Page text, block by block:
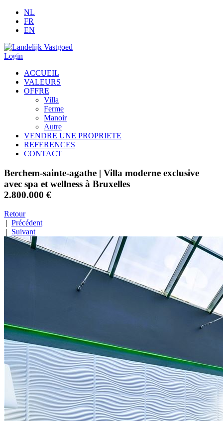
NL
FR
EN
Login
ACCUEIL
VALEURS
OFFRE
Villa
Ferme
Manoir
Autre
VENDRE UNE PROPRIETE
REFERENCES
CONTACT
Berchem-sainte-agathe | Villa moderne exclusive
avec spa et wellness à Bruxelles
2.800.000 €
Retour
| Précédent
| Suivant